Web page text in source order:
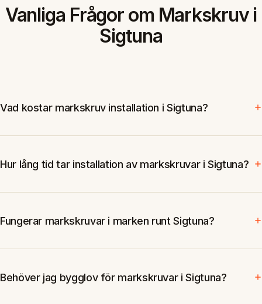
Vanliga Frågor om Markskruv i
Sigtuna
Vad kostar markskruv installation i Sigtuna?
Hur lång tid tar installation av markskruvar i Sigtuna?
Fungerar markskruvar i marken runt Sigtuna?
Behöver jag bygglov för markskruvar i Sigtuna?